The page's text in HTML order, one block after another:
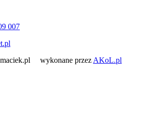
007
wykonane przez AKoL.pl